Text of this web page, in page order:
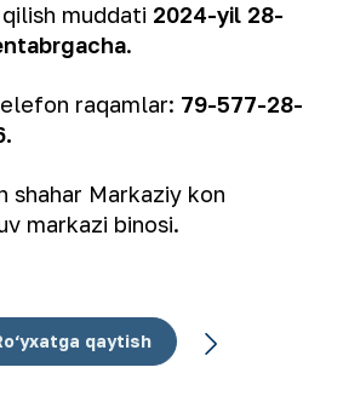
muddati 2024-yil 28-
.
raqamlar: 79-577-28-
shahar Markaziy kon
markazi binosi.
qaytish